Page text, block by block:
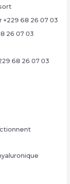
+229 68 26 07 03
26 07 03
68 26 07 03